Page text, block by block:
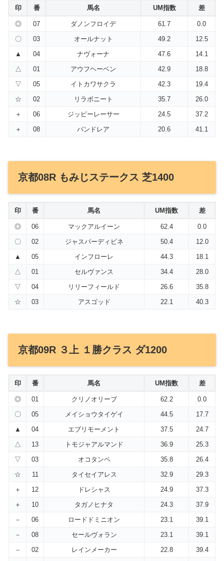
印 番 馬名 UM指数 差
◎ 07 ダノンフロイデ 61.7
0.0
〇
03 オールナット 49.2
12.5
▲
04 ナヴォーナ 47.6
14.1
△
01 アウフヘーベン 42.9
18.8
▽
05 イトカワサクラ 42.3
19.4
☆
02 リラボニート 35.7
26.0
＋
06 ジッピーレーサー 24.5
37.2
＋
08 パンドレア 20.6 41.1
京都08R もみじステークス 芝1400
印 番 馬名 UM指数 差
◎ 06 マックアルイーン 62.4
0.0
〇
02 ジャスパーディビネ 50.4
12.0
▲
05 インフローレ 44.3
18.1
△
01 セルヴァンス 34.4
28.0
▽
04 リリーフィールド 26.6
35.8
☆
03 アスゴッド 22.1 40.3
京都09R ３上 １勝クラス ダ1200
印 番 馬名 UM指数 差
◎ 01 クリノオリーブ 62.2
0.0
〇
05 メイショウタイゲイ 44.5
17.7
▲
04 エブリモーメント 37.5
24.7
△
13 トモジャアルマンド 36.9
25.3
▽
03 オコタンペ 35.8
26.4
☆
11 タイセイアレス 32.9
29.3
＋
12 ドレシャス 24.9
37.3
＋
10 タガノヒナタ 24.3
37.9
－
06 ロードドミニオン 23.1
39.1
－
08 セールヴォラン 23.1
39.1
－
02 レインメーカー 22.8 39.4